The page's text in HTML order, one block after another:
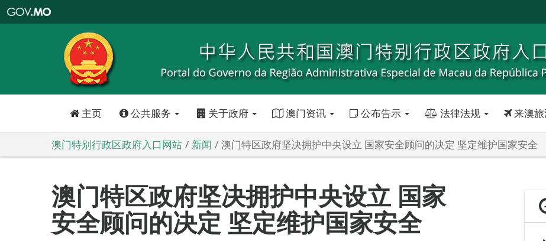
特
政
区
政
口
主页 公共服务 关于政府 澳门资讯 公布告示 法律法规 来澳旅
澳门特别行政区政府入口网站 新闻 澳门特区政府坚决拥护中央设立 国家安全顾问的决定 坚定维护国家安全
澳门特区政府坚决拥护中央设立 国家
安全顾问的决定 坚定维护国家安全